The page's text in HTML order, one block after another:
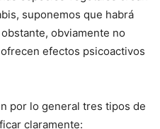
suponemos que habrá
obviamente no
efectos psicoactivos
por lo general tres tipos de
claramente: